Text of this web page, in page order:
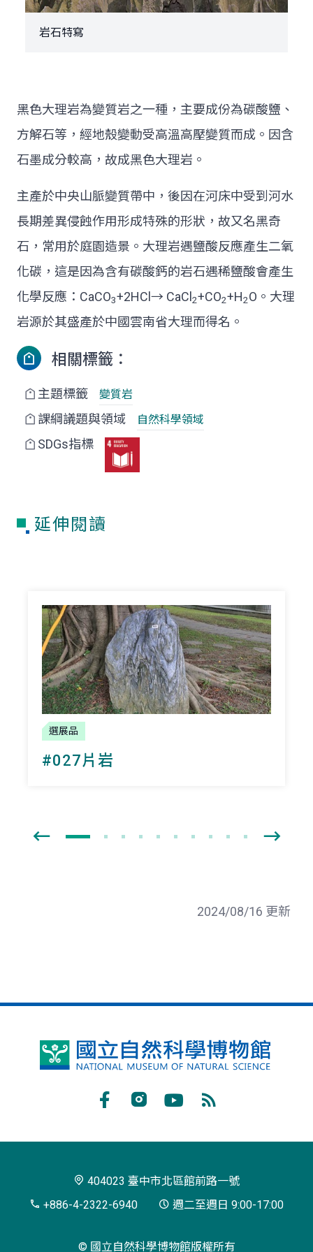
岩石特寫
黑色大理岩為變質岩之一種，主要成份為碳酸鹽、
方解石等，經地殼變動受高溫高壓變質而成。因含
石墨成分較高，故成黑色大理岩。
主產於中央山脈變質帶中，後因在河床中受到河水
長期差異侵蝕作用形成特殊的形狀，故又名黑奇
石，常用於庭園造景。大理岩遇鹽酸反應產生二氧
化碳，這是因為含有碳酸鈣的岩石遇稀鹽酸會產生
化學反應：CaCO3+2HCl→ CaCl 2+CO2+H2O。大理
岩源於其盛產於中國雲南省大理而得名。
相關標籤：
主題標籤 變質岩
課綱議題與領域 自然科學領域
SDGs指標
延伸閱讀
選展品
#027片岩
2024/08/16 更新
國
博
閱
404023 臺中市北區館前路一號
+886-4-2322-6940
週二至週日 9:00-17:00
© 國立自然科學博物館版權所有